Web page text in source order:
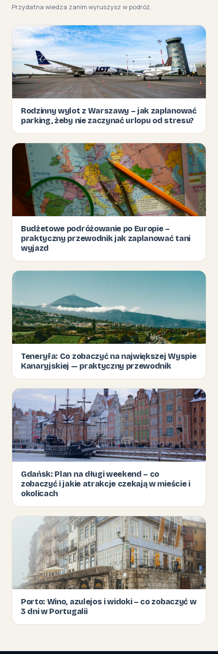
Przydatna wiedza zanim wyruszysz w podróż.
Rodzinny wylot z Warszawy – jak zaplanować
parking, żeby nie zaczynać urlopu od stresu?
Budżetowe podróżowanie po Europie –
praktyczny przewodnik jak zaplanować tani
wyjazd
Teneryfa: Co zobaczyć na największej Wyspie
Kanaryjskiej — praktyczny przewodnik
Gdańsk: Plan na długi weekend – co
zobaczyć i jakie atrakcje czekają w mieście i
okolicach
Porto: Wino, azulejos i widoki – co zobaczyć w
3 dni w Portugalii